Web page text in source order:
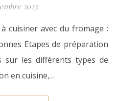
2023
Etapes de préparation
les différents types de
en cuisine,…